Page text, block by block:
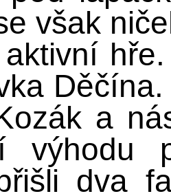
však
a
výhodu
dva